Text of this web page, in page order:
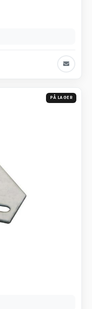
PÅ LAGER